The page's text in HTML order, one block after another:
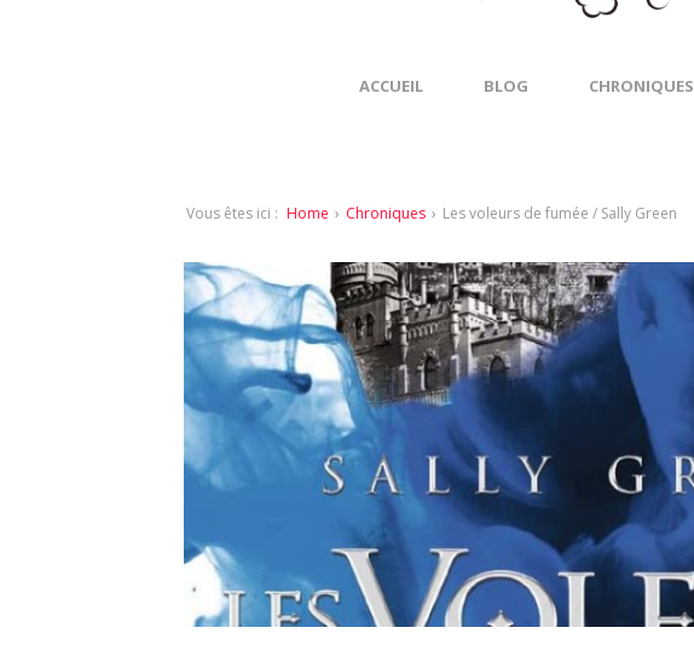
ACCUEIL BLOG CHRONIQUES
Vous êtes ici : Home › Chroniques › Les voleurs de fumée / Sally Green